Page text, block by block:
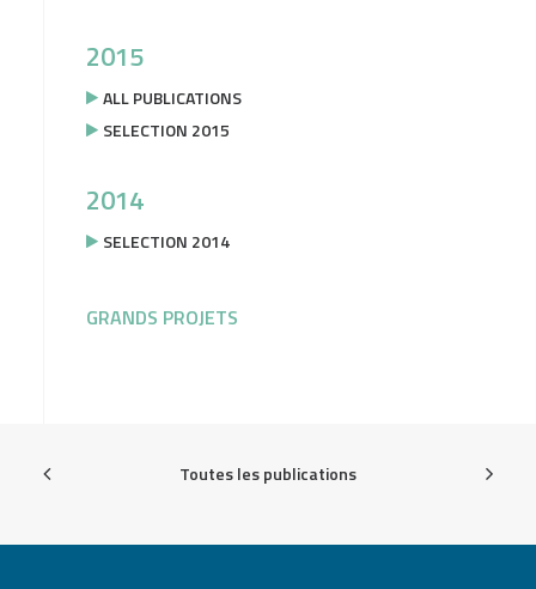
2015
ALL PUBLICATIONS
SELECTION 2015
2014
SELECTION 2014
GRANDS PROJETS
Toutes les publications